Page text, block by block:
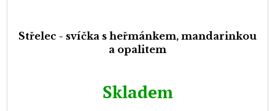
Střelec - svíčka s heřmánkem, mandarinkou
a opalitem
Skladem